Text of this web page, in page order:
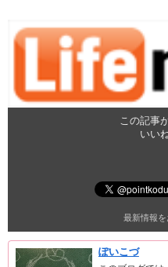
この記事
いい
最新情報を
ぽいこづ